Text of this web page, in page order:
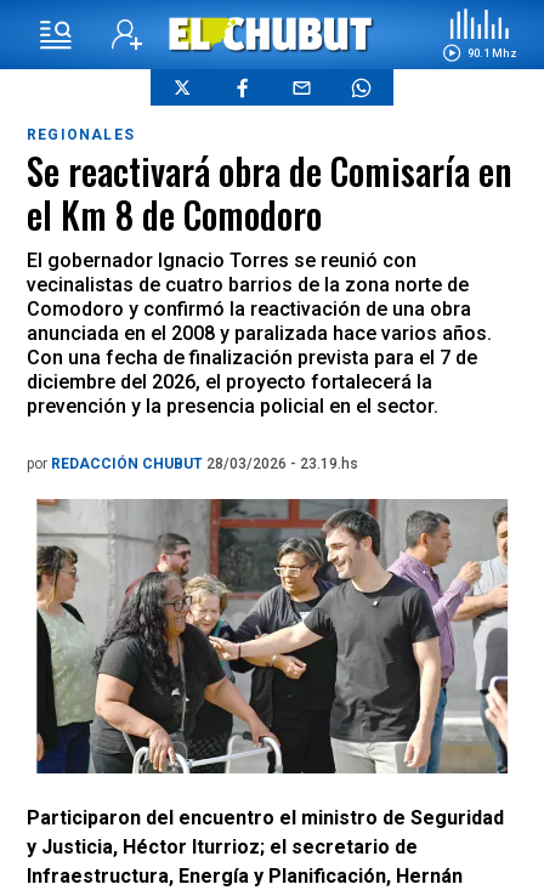
90.1 Mhz
REGIONALES
Se reactivará obra de Comisaría en
el Km 8 de Comodoro
El gobernador Ignacio Torres se reunió con
vecinalistas de cuatro barrios de la zona norte de
Comodoro y confirmó la reactivación de una obra
anunciada en el 2008 y paralizada hace varios años.
Con una fecha de finalización prevista para el 7 de
diciembre del 2026, el proyecto fortalecerá la
prevención y la presencia policial en el sector.
por REDACCIÓN CHUBUT 28/03/2026 - 23.19.hs
Participaron del encuentro el ministro de Seguridad
y Justicia, Héctor Iturrioz; el secretario de
Infraestructura, Energía y Planificación, Hernán